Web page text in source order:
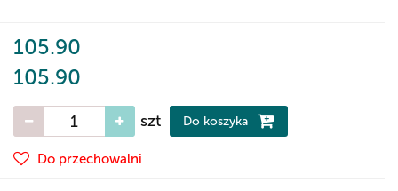
105.90
105.90
szt Do koszyka
Do przechowalni